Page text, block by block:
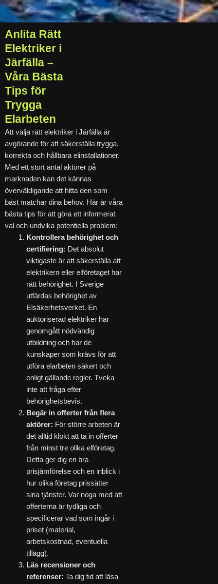
Anlita Rätt
Elektriker i
Järfälla –
Våra Bästa
Tips för
Trygga
Elarbeten
Att välja rätt elektriker i Järfälla är
avgörande för att säkerställa trygga,
korrekta och hållbara elinstallationer.
Med ett stort antal aktörer på
marknaden kan det kännas
överväldigande att hitta den som
bäst matchar dina behov. Här är våra
bästa tips för att göra ett informerat
val och undvika potentiella problem:
Kontrollera behörighet och
certifiering: Det absolut
viktigaste är att säkerställa att
elektrikern eller elföretaget har
rätt behörighet. I Sverige
utfärdas behörighet av
Elsäkerhetsverket. En
auktoriserad elektriker har
genomgått nödvändig
utbildning och har de
kunskaper som krävs för att
utföra elarbeten säkert och
enligt gällande regler. Tveka
inte att fråga efter
behörighetsbevis.
Begär in offerter från flera
aktörer: För större arbeten är
det alltid klokt att ta in offerter
från minst tre olika elföretag.
Detta ger dig en bra
prisjämförelse och en inblick i
hur olika företag prissätter
sina tjänster. Var noga med att
offerterna är tydliga och
specificerar vad som ingår i
priset (material,
arbetskostnad, eventuella
tillägg).
Läs recensioner och
referenser: Ta dig tid att läsa